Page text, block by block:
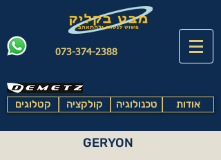
073-374-2388
קטלוגים קולקציה טכנולוגיה אודות
GERYON